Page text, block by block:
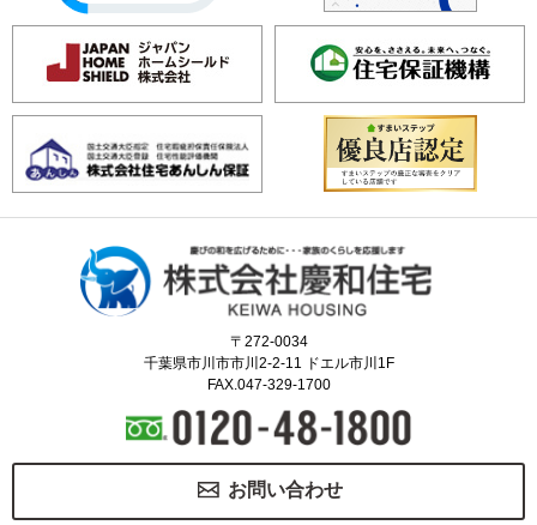
〒272-0034
千葉県市川市市川2-2-11 ドエル市川1F
FAX.047-329-1700
お問い合わせ